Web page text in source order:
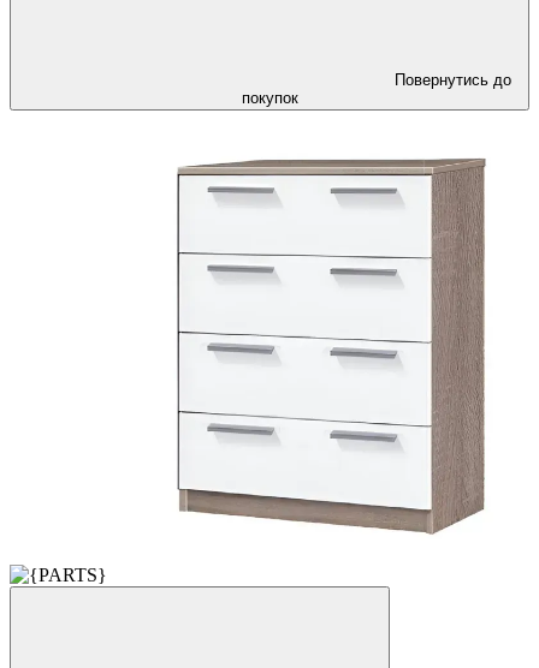
Повернутись до
покупок